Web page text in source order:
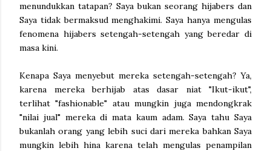
menundukkan tatapan? Saya bukan seorang hijabers dan
Saya tidak bermaksud menghakimi. Saya hanya mengulas
fenomena hijabers setengah-setengah yang beredar di
masa kini.
Kenapa Saya menyebut mereka setengah-setengah? Ya,
karena mereka berhijab atas dasar niat "Ikut-ikut",
terlihat "fashionable" atau mungkin juga mendongkrak
"nilai jual" mereka di mata kaum adam. Saya tahu Saya
bukanlah orang yang lebih suci dari mereka bahkan Saya
mungkin lebih hina karena telah mengulas penampilan